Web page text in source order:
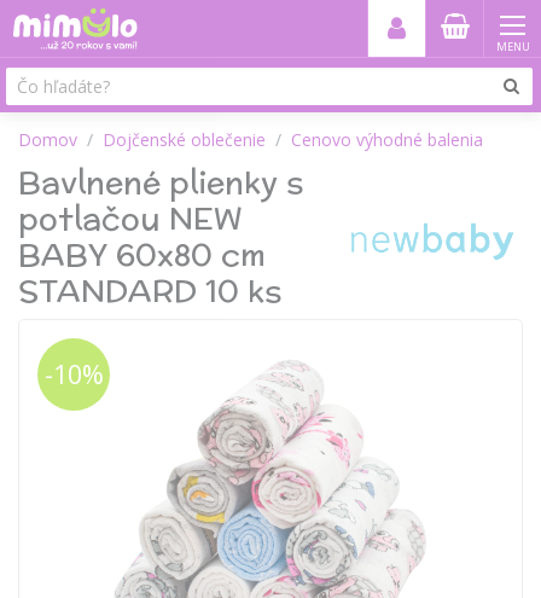
MENU
Domov Dojčenské oblečenie Cenovo výhodné balenia
Bavlnené plienky s
potlačou NEW
BABY 60x80 cm
STANDARD 10 ks
-10%